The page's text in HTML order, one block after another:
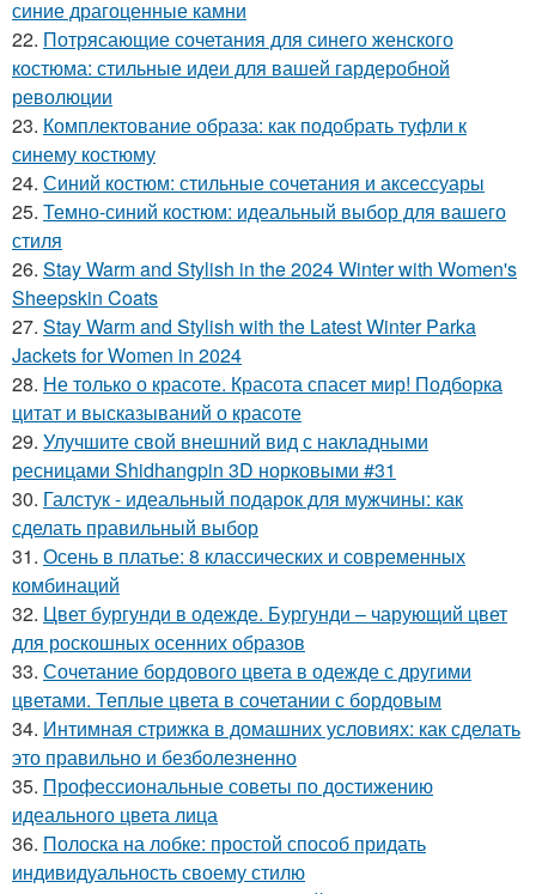
синие драгоценные камни
22. Потрясающие сочетания для синего женского
костюма: стильные идеи для вашей гардеробной
революции
23. Комплектование образа: как подобрать туфли к
синему костюму
24. Синий костюм: стильные сочетания и аксессуары
25. Темно-синий костюм: идеальный выбор для вашего
стиля
26. Stay Warm and Stylish in the 2024 Winter with Women's
Sheepskin Coats
27. Stay Warm and Stylish with the Latest Winter Parka
Jackets for Women in 2024
28. Не только о красоте. Красота спасет мир! Подборка
цитат и высказываний о красоте
29. Улучшите свой внешний вид с накладными
ресницами Shidhangpin 3D норковыми #31
30. Галстук - идеальный подарок для мужчины: как
сделать правильный выбор
31. Осень в платье: 8 классических и современных
комбинаций
32. Цвет бургунди в одежде. Бургунди – чарующий цвет
для роскошных осенних образов
33. Сочетание бордового цвета в одежде с другими
цветами. Теплые цвета в сочетании с бордовым
34. Интимная стрижка в домашних условиях: как сделать
это правильно и безболезненно
35. Профессиональные советы по достижению
идеального цвета лица
36. Полоска на лобке: простой способ придать
индивидуальность своему стилю